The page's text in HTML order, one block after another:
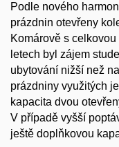
Podle nového
prázdnin otevřeny
Komárově s
letech byl zájem
ubytování nižší než
prázdniny využitých
kapacita dvou
V případě vyšší
ještě doplňkovou